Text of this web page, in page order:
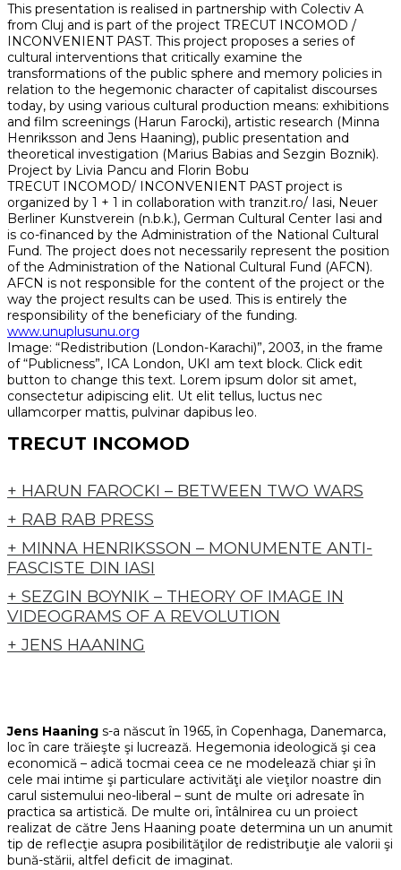
This presentation is realised in partnership with Colectiv A
from Cluj and is part of the project TRECUT INCOMOD /
INCONVENIENT PAST. This project proposes a series of
cultural interventions that critically examine the
transformations of the public sphere and memory policies in
relation to the hegemonic character of capitalist discourses
today, by using various cultural production means: exhibitions
and film screenings (Harun Farocki), artistic research (Minna
Henriksson and Jens Haaning), public presentation and
theoretical investigation (Marius Babias and Sezgin Boznik).
Project by Livia Pancu and Florin Bobu
TRECUT INCOMOD/ INCONVENIENT PAST project is
organized by 1 + 1 in collaboration with tranzit.ro/ Iasi, Neuer
Berliner Kunstverein (n.b.k.), German Cultural Center Iasi and
is co-financed by the Administration of the National Cultural
Fund. The project does not necessarily represent the position
of the Administration of the National Cultural Fund (AFCN).
AFCN is not responsible for the content of the project or the
way the project results can be used. This is entirely the
responsibility of the beneficiary of the funding.
www.unuplusunu.org
Image: “Redistribution (London-Karachi)”, 2003, in the frame
of “Publicness”, ICA London, UKI am text block. Click edit
button to change this text. Lorem ipsum dolor sit amet,
consectetur adipiscing elit. Ut elit tellus, luctus nec
ullamcorper mattis, pulvinar dapibus leo.
TRECUT INCOMOD
+ HARUN FAROCKI – BETWEEN TWO WARS
+ RAB RAB PRESS
+ MINNA HENRIKSSON – MONUMENTE ANTI-
FASCISTE DIN IASI
+ SEZGIN BOYNIK – THEORY OF IMAGE IN
VIDEOGRAMS OF A REVOLUTION
+ JENS HAANING
Jens Haaning s-a născut în 1965, în Copenhaga, Danemarca,
loc în care trăieşte şi lucrează. Hegemonia ideologică şi cea
economică – adică tocmai ceea ce ne modelează chiar şi în
cele mai intime şi particulare activităţi ale vieţilor noastre din
carul sistemului neo-liberal – sunt de multe ori adresate în
practica sa artistică. De multe ori, întâlnirea cu un proiect
realizat de către Jens Haaning poate determina un un anumit
tip de reflecţie asupra posibilităţilor de redistribuţie ale valorii şi
bună-stării, altfel deficit de imaginat.